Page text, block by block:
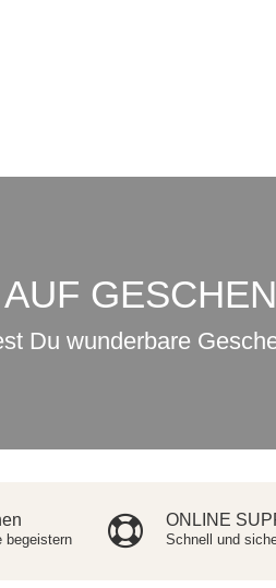
Du wunderbare
begeistern
ONLINE
Schnell und